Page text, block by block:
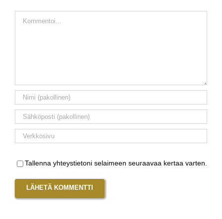
Tallenna yhteystietoni selaimeen seuraavaa kertaa varten.